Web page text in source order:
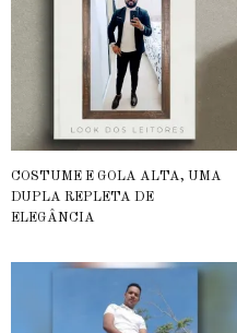
COSTUME E GOLA ALTA, UMA
DUPLA REPLETA DE
ELEGÂNCIA